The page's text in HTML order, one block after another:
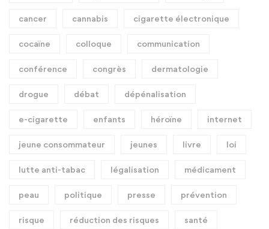
cancer cannabis cigarette électronique
cocaïne colloque communication
conférence congrès dermatologie
drogue débat dépénalisation
e-cigarette enfants héroïne internet
jeune consommateur jeunes livre loi
lutte anti-tabac légalisation médicament
peau politique presse prévention
risque réduction des risques santé